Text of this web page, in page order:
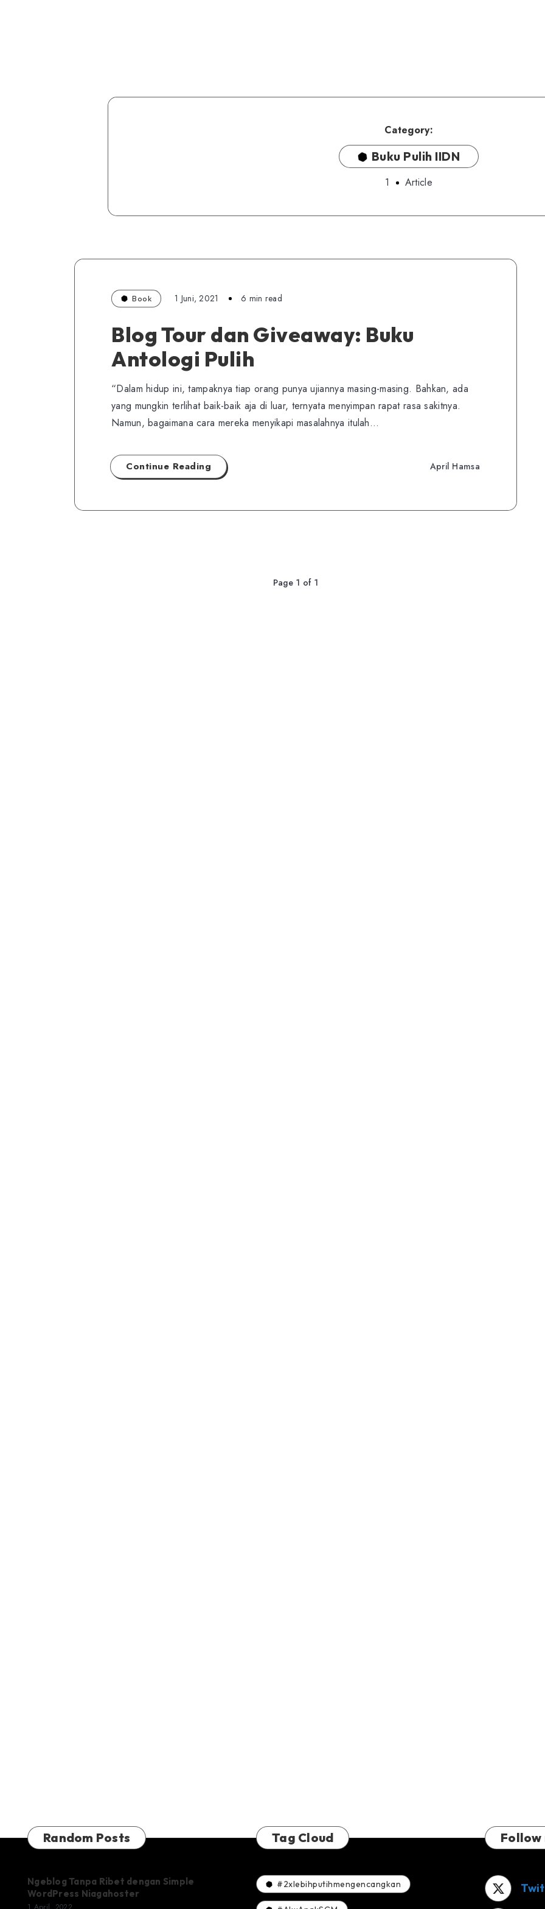
Category:
Buku Pulih IIDN
1 Article
Book 1 Juni, 2021 6 min read
Blog Tour dan Giveaway: Buku
Antologi Pulih
“Dalam hidup ini, tampaknya tiap orang punya ujiannya masing-masing. Bahkan, ada
yang mungkin terlihat baik-baik aja di luar, ternyata menyimpan rapat rasa sakitnya.
Namun, bagaimana cara mereka menyikapi masalahnya itulah…
Continue Reading April Hamsa
Page 1 of 1
Random Posts
Ngeblog Tanpa Ribet dengan Simple
WordPress Niagahoster
Tag Cloud
#2xlebihputihmengencangkan
Follow